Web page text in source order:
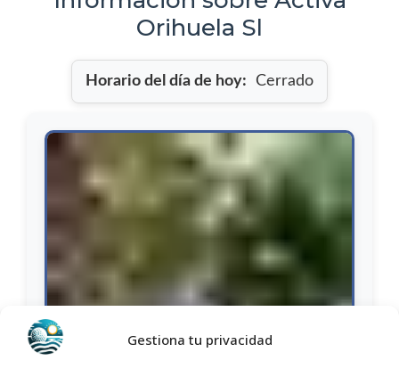
Gestiona tu privacidad
Orihuela Sl
Horario del día de hoy: Cerrado